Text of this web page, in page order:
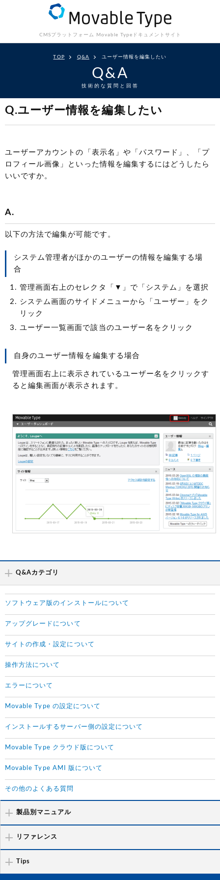
CMSプラットフォーム Movable Type ドキュメントサイト
TOP Q&A ユーザー情報を編集したい
Q&A
技術的な質問と回答
Q.ユーザー情報を編集したい
ユーザーアカウントの「表示名」や「パスワード」、「プ
ロフィール画像」といった情報を編集するにはどうしたら
いいですか。
A.
以下の方法で編集が可能です。
システム管理者がほかのユーザーの情報を編集する場
合
管理画面右上のセレクタ「▼」で「システム」を選択
システム画面のサイドメニューから「ユーザー」をク
リック
ユーザー一覧画面で該当のユーザー名をクリック
自身のユーザー情報を編集する場合
管理画面右上に表示されているユーザー名をクリックす
ると編集画面が表示されます。
Q&Aカテゴリ
ソフトウェア版のインストールについて
アップグレードについて
サイトの作成・設定について
操作方法について
エラーについて
Movable Type の設定について
インストールするサーバー側の設定について
Movable Type クラウド版について
Movable Type AMI 版について
その他のよくある質問
製品別マニュアル
リファレンス
Tips